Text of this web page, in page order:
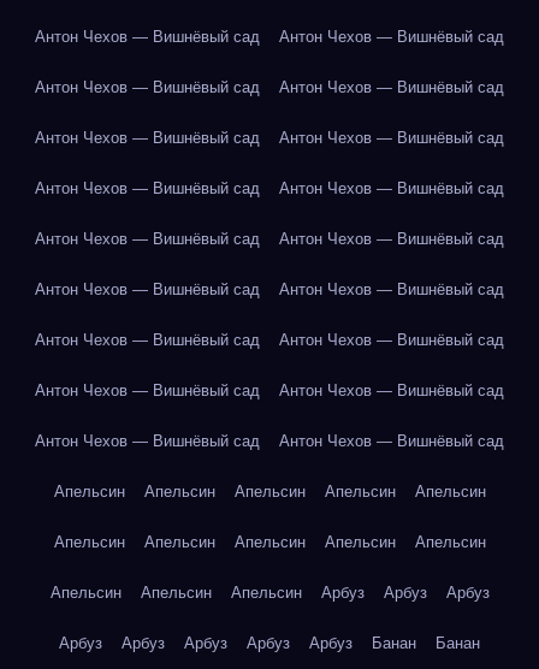
Антон Чехов — Вишнёвый сад Антон Чехов — Вишнёвый сад
Антон Чехов — Вишнёвый сад Антон Чехов — Вишнёвый сад
Антон Чехов — Вишнёвый сад Антон Чехов — Вишнёвый сад
Антон Чехов — Вишнёвый сад Антон Чехов — Вишнёвый сад
Антон Чехов — Вишнёвый сад Антон Чехов — Вишнёвый сад
Антон Чехов — Вишнёвый сад Антон Чехов — Вишнёвый сад
Антон Чехов — Вишнёвый сад Антон Чехов — Вишнёвый сад
Антон Чехов — Вишнёвый сад Антон Чехов — Вишнёвый сад
Антон Чехов — Вишнёвый сад Антон Чехов — Вишнёвый сад
Апельсин Апельсин Апельсин Апельсин Апельсин
Апельсин Апельсин Апельсин Апельсин Апельсин
Апельсин Апельсин Апельсин Арбуз Арбуз Арбуз
Арбуз Арбуз Арбуз Арбуз Арбуз Банан Банан